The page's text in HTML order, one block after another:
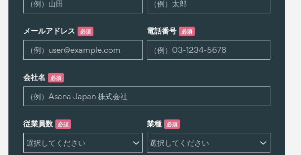
メールアドレス 必須 電話番号 必須
会社名 必須
従業員数 必須 業種 必須